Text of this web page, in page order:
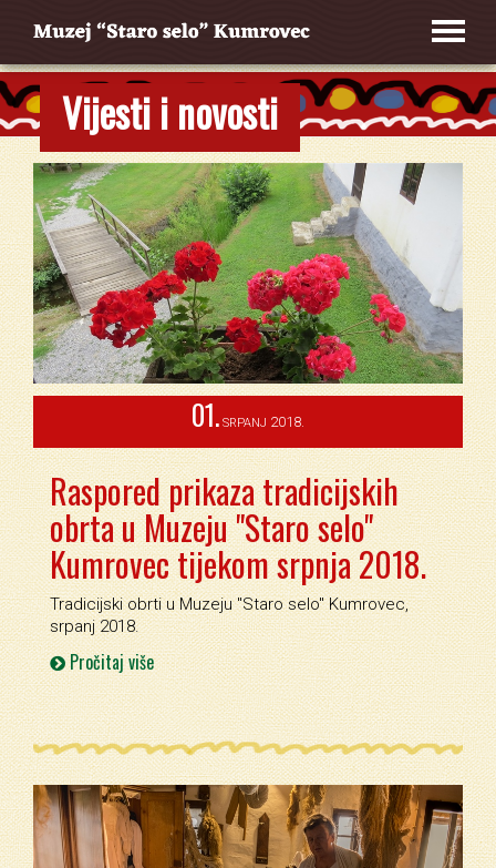
Vijesti i novosti
01. SRPANJ 2018.
Raspored prikaza tradicijskih
obrta u Muzeju "Staro selo"
Kumrovec tijekom srpnja 2018.
Tradicijski obrti u Muzeju ''Staro selo'' Kumrovec,
srpanj 2018.
Pročitaj više